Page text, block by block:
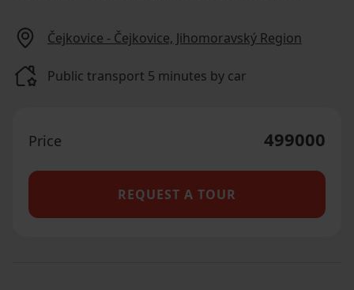
Čejkovice - Čejkovice, Jihomoravský Region
Public transport 5 minutes by car
Price 499000
REQUEST A TOUR